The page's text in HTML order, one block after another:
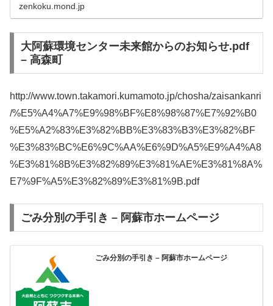
zenkoku.mond.jp
大阿蘇環境センター未来館からのお知らせ.pdf
– 高森町
http://www.town.takamori.kumamoto.jp/chosha/zaisankanri
/%E5%A4%A7%E9%98%BF%E8%98%87%E7%92%B0
%E5%A2%83%E3%82%BB%E3%83%B3%E3%82%BF
%E3%83%BC%E6%9C%AA%E6%9D%A5%E9%A4%A8
%E3%81%8B%E3%82%89%E3%81%AE%E3%81%8A%
E7%9F%A5%E3%82%89%E3%81%9B.pdf
ごみ分別の手引き – 阿蘇市ホームページ
ごみ分別の手引き – 阿蘇市ホームページ